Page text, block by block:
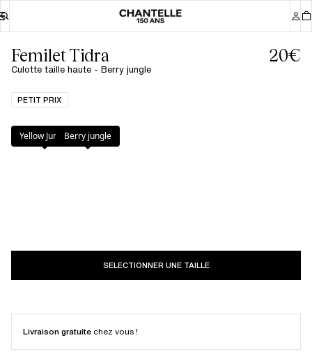
Femilet Tidra
Culotte taille haute - Berry jungle
20€
PETIT PRIX
Couleur:Berry jungle
Yellow JungleBerry jungle
SELECTIONNER UNE TAILLE
Livraison gratuite chez vous !